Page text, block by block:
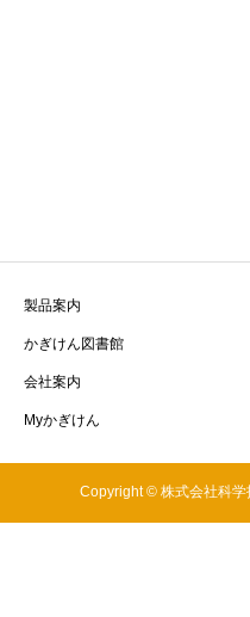
製品案内
かぎけん図書館
会社案内
Myかぎけん
Copyright © 株式会社科